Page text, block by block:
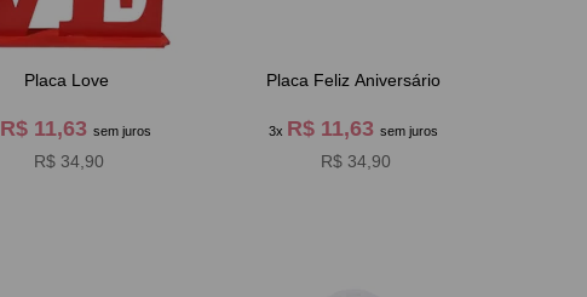
Placa Love
R$ 11,63sem juros
R$ 34,90
Placa Feliz Aniversário
3x R$ 11,63sem juros
R$ 34,90